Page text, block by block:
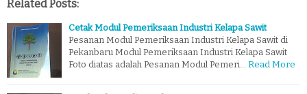
Related Posts:
Cetak Modul Pemeriksaan Industri Kelapa Sawit
Pesanan Modul Pemeriksaan Industri Kelapa Sawit di
Pekanbaru Modul Pemeriksaan Industri Kelapa Sawit
Foto diatas adalah Pesanan Modul Pemeri…
Read More